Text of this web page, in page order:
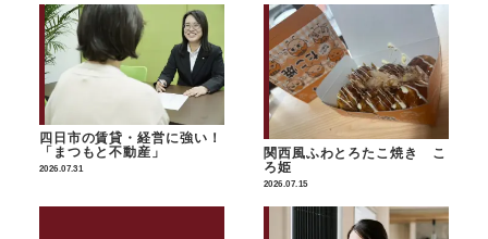
四日市の賃貸・経営に強い！
「まつもと不動産」
2026.07.31
関西風ふわとろたこ焼き こ
ろ姫
2026.07.15